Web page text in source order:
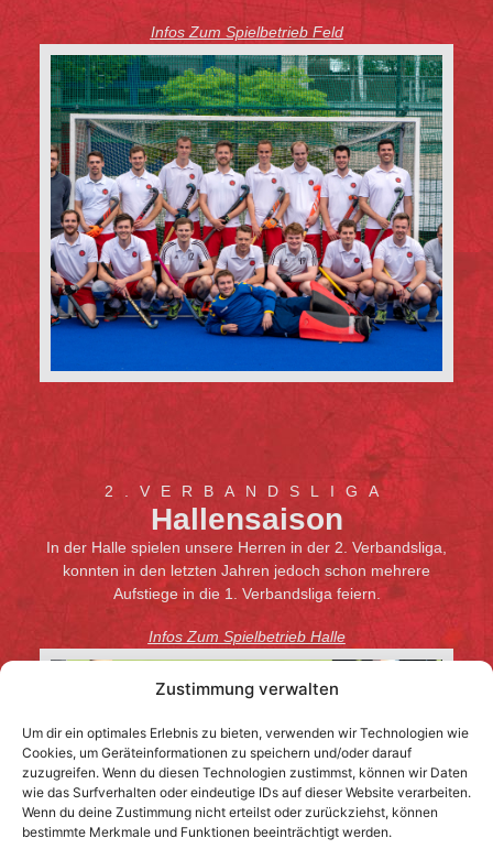
Zustimmung verwalten
Um dir ein optimales Erlebnis zu bieten, verwenden wir Technologien wie
Cookies, um Geräteinformationen zu speichern und/oder darauf
zuzugreifen. Wenn du diesen Technologien zustimmst, können wir Daten
wie das Surfverhalten oder eindeutige IDs auf dieser Website verarbeiten.
Wenn du deine Zustimmung nicht erteilst oder zurückziehst, können
bestimmte Merkmale und Funktionen beeinträchtigt werden.
Infos Zum Spielbetrieb Feld
2.VERBANDSLIGA
Hallensaison
In der Halle spielen unsere Herren in der 2. Verbandsliga,
konnten in den letzten Jahren jedoch schon mehrere
Aufstiege in die 1. Verbandsliga feiern.
Infos Zum Spielbetrieb Halle